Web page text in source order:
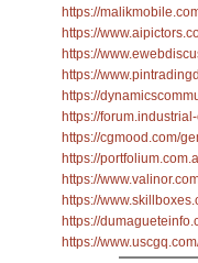
https://
https://
https://
https://
https://
https://
https://cgmood.com/
https://
https://
https://
https://
https://